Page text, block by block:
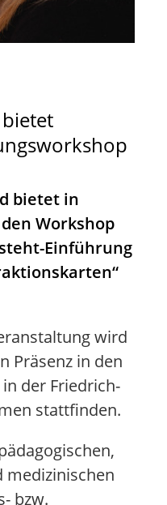
bietet in
Workshop
Einführung
wird
Präsenz in den
der Friedrich-
stattfinden.
medizinischen
bzw.